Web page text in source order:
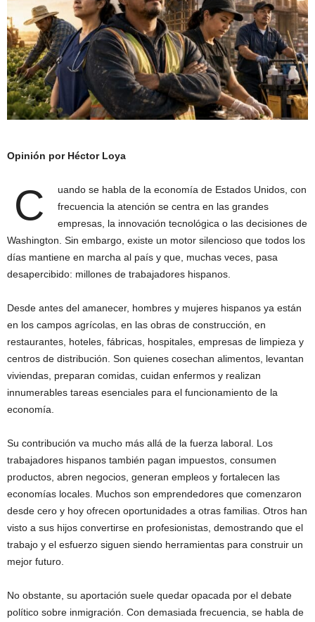
Opinión por Héctor Loya
C
uando se habla de la economía de Estados Unidos, con
frecuencia la atención se centra en las grandes
empresas, la innovación tecnológica o las decisiones de
Washington. Sin embargo, existe un motor silencioso que todos los
días mantiene en marcha al país y que, muchas veces, pasa
desapercibido: millones de trabajadores hispanos.
Desde antes del amanecer, hombres y mujeres hispanos ya están
en los campos agrícolas, en las obras de construcción, en
restaurantes, hoteles, fábricas, hospitales, empresas de limpieza y
centros de distribución. Son quienes cosechan alimentos, levantan
viviendas, preparan comidas, cuidan enfermos y realizan
innumerables tareas esenciales para el funcionamiento de la
economía.
Su contribución va mucho más allá de la fuerza laboral. Los
trabajadores hispanos también pagan impuestos, consumen
productos, abren negocios, generan empleos y fortalecen las
economías locales. Muchos son emprendedores que comenzaron
desde cero y hoy ofrecen oportunidades a otras familias. Otros han
visto a sus hijos convertirse en profesionistas, demostrando que el
trabajo y el esfuerzo siguen siendo herramientas para construir un
mejor futuro.
No obstante, su aportación suele quedar opacada por el debate
político sobre inmigración. Con demasiada frecuencia, se habla de